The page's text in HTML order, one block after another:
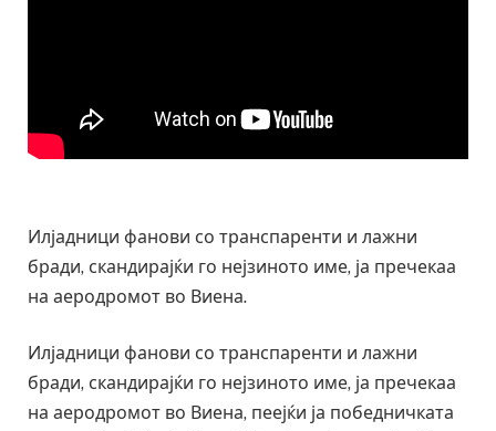
Илјадници фанови со транспаренти и лажни
бради, скандирајќи го нејзиното име, ја пречекаа
на аеродромот во Виена.
Илјадници фанови со транспаренти и лажни
бради, скандирајќи го нејзиното име, ја пречекаа
на аеродромот во Виена, пеејќи ја победничката